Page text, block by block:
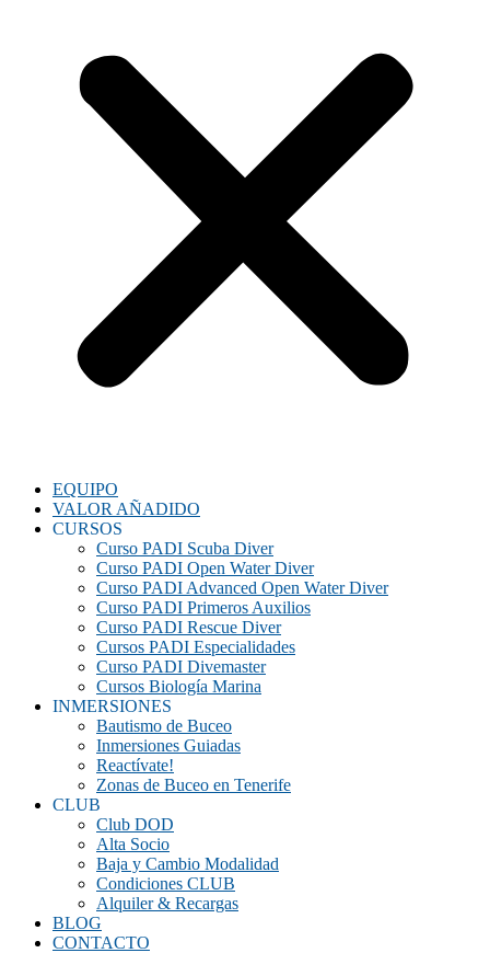
EQUIPO
VALOR AÑADIDO
CURSOS
Curso PADI Scuba Diver
Curso PADI Open Water Diver
Curso PADI Advanced Open Water Diver
Curso PADI Primeros Auxilios
Curso PADI Rescue Diver
Cursos PADI Especialidades
Curso PADI Divemaster
Cursos Biología Marina
INMERSIONES
Bautismo de Buceo
Inmersiones Guiadas
Reactívate!
Zonas de Buceo en Tenerife
CLUB
Club DOD
Alta Socio
Baja y Cambio Modalidad
Condiciones CLUB
Alquiler & Recargas
BLOG
CONTACTO